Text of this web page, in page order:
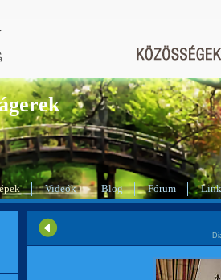
Videók Blog Fórum